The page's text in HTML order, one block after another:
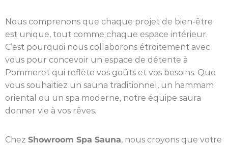
Nous comprenons que chaque projet de bien-être
est unique, tout comme chaque espace intérieur.
C’est pourquoi nous collaborons étroitement avec
vous pour concevoir un espace de détente à
Pommeret qui reflète vos goûts et vos besoins. Que
vous souhaitiez un sauna traditionnel, un hammam
oriental ou un spa moderne, notre équipe saura
donner vie à vos rêves.
Chez Showroom Spa Sauna, nous croyons que votre